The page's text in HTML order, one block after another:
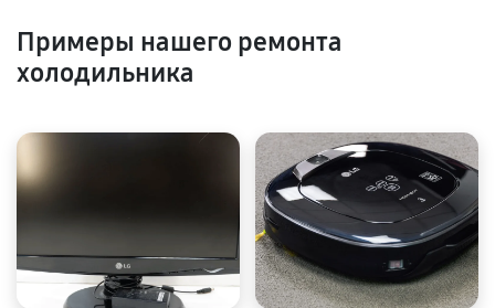
Примеры нашего ремонта
холодильника